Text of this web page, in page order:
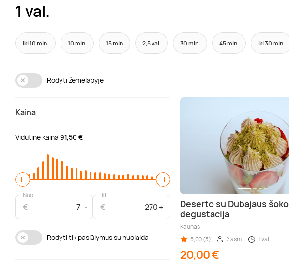
1 val.
iki 10 min. 10 min. 15 min 2,5 val. 30 min. 45 min. iki 30 min.
Rodyti žemėlapyje
Kaina
Vidutinė kaina 91,50 €
Nuo
€
Iki
€
Rodyti tik pasiūlymus su nuolaida
Deserto su Dubajaus
degustacija
Kaunas
5,00 (3)
2 asm. 1 val.
20,00 €